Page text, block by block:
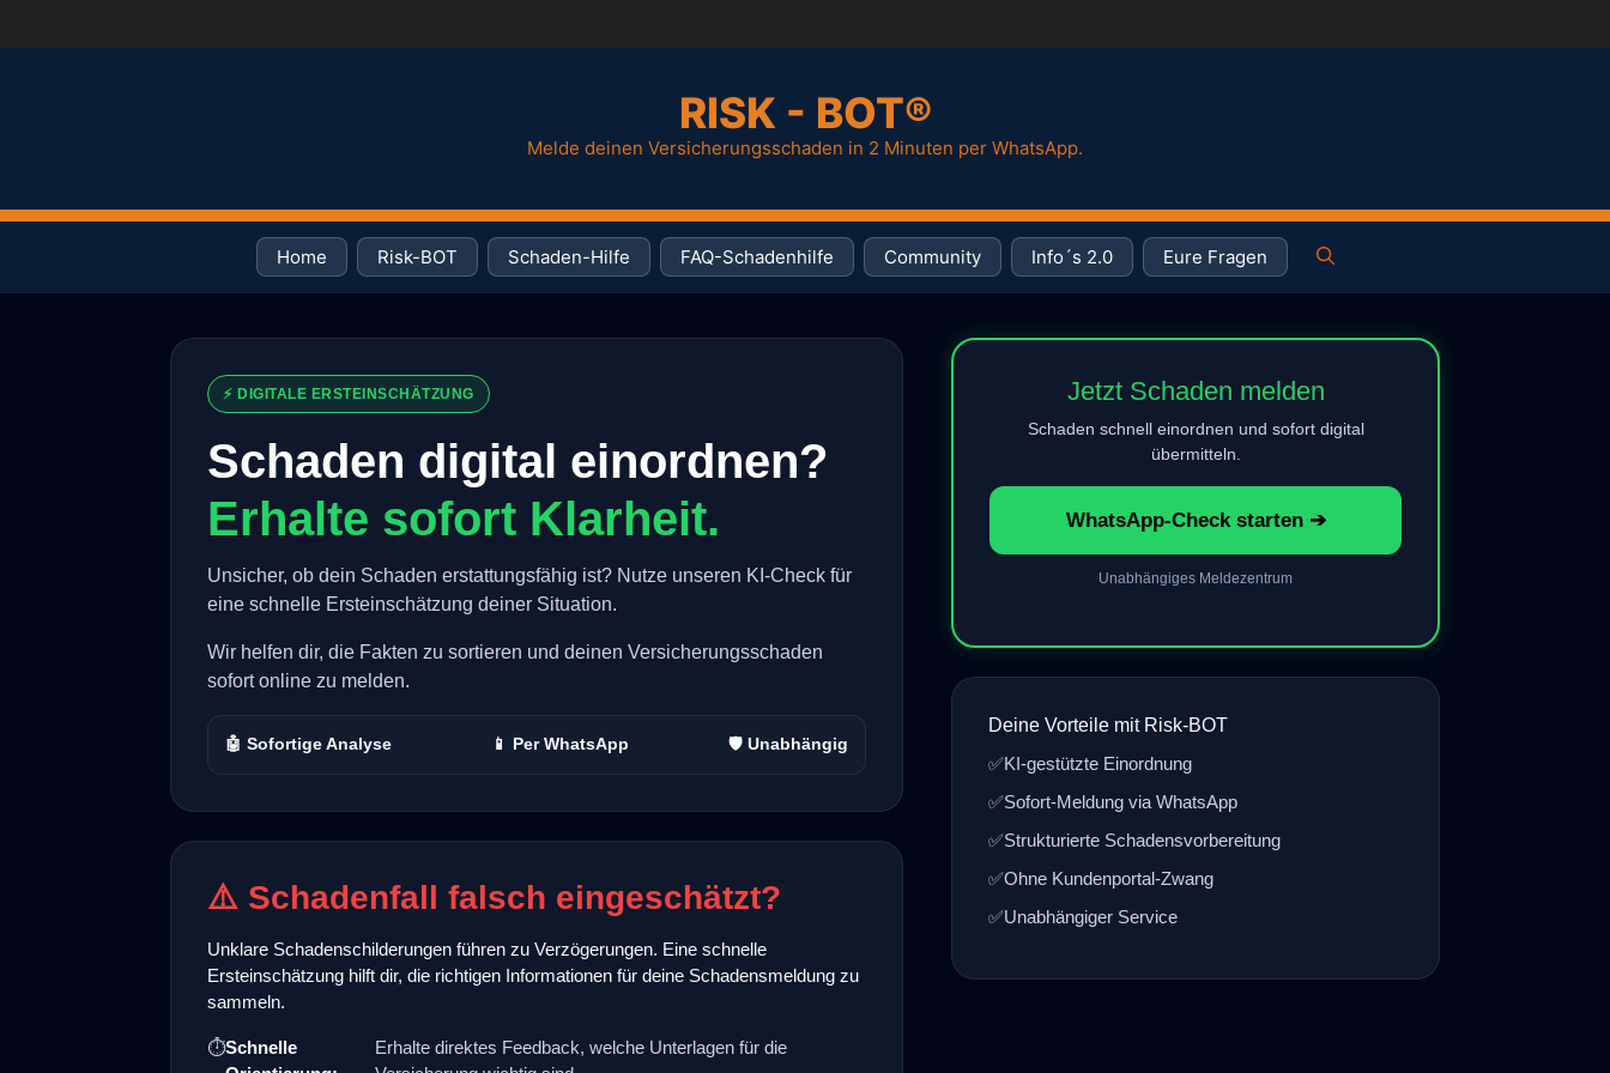
RISK - BOT®
Melde deinen Versicherungsschaden in 2 Minuten per WhatsApp.
Home Risk-BOT Schaden-Hilfe FAQ-Schadenhilfe Community Info´s 2.0 Eure Fragen
⚡ DIGITALE ERSTEINSCHÄTZUNG
Schaden digital einordnen?
Erhalte sofort Klarheit.
Unsicher, ob dein Schaden erstattungsfähig ist? Nutze unseren KI-Check für
eine schnelle Ersteinschätzung deiner Situation.
Wir helfen dir, die Fakten zu sortieren und deinen Versicherungsschaden
sofort online zu melden.
🤖 Sofortige Analyse 📱 Per WhatsApp 🛡️ Unabhängig
⚠️ Schadenfall falsch eingeschätzt?
Unklare Schadenschilderungen führen zu Verzögerungen. Eine schnelle
Ersteinschätzung hilft dir, die richtigen Informationen für deine Schadensmeldung zu
sammeln.
⏱️Schnelle
Erhalte direktes Feedback, welche Unterlagen für die
Jetzt Schaden melden
Schaden schnell einordnen und sofort digital
übermitteln.
WhatsApp-Check starten ➔
Unabhängiges Meldezentrum
Deine Vorteile mit Risk-BOT
✅KI-gestützte Einordnung
✅Sofort-Meldung via WhatsApp
✅Strukturierte Schadensvorbereitung
✅Ohne Kundenportal-Zwang
✅Unabhängiger Service